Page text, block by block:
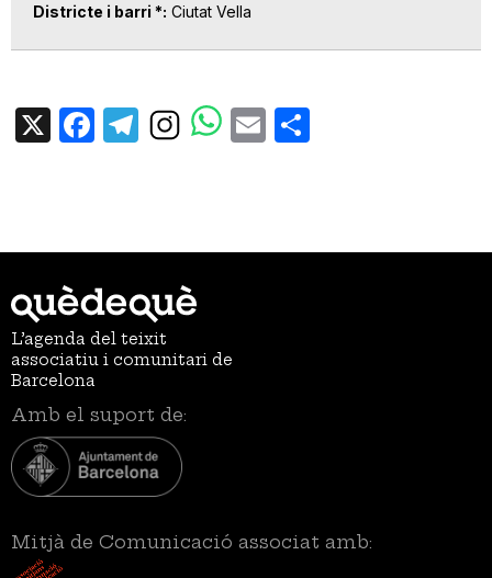
Districte i barri * Ciutat Vella
X Facebook
TelegramEmail
L’agenda del teixit
associatiu i comunitari de
Barcelona
Amb el suport de:
Mitjà de Comunicació associat amb: